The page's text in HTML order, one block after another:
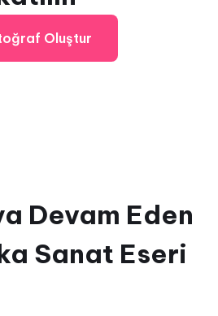
Oluştur
Devam Eden
Sanat Eseri